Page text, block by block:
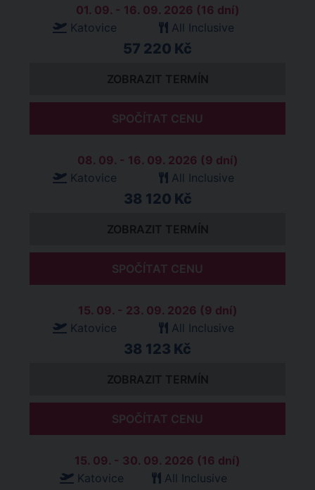
01. 09. - 16. 09. 2026 (16 dní)
Katovice
All Inclusive
57 220 Kč
ZOBRAZIT TERMÍN
SPOČÍTAT CENU
08. 09. - 16. 09. 2026 (9 dní)
Katovice
All Inclusive
38 120 Kč
ZOBRAZIT TERMÍN
SPOČÍTAT CENU
15. 09. - 23. 09. 2026 (9 dní)
Katovice
All Inclusive
38 123 Kč
ZOBRAZIT TERMÍN
SPOČÍTAT CENU
15. 09. - 30. 09. 2026 (16 dní)
Katovice
All Inclusive